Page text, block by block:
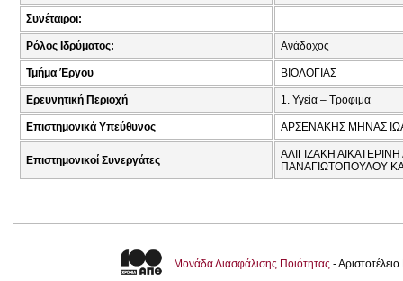
Συνέταιροι:
Ρόλος Ιδρύματος: Ανάδοχος
Τμήμα Έργου ΒΙΟΛΟΓΙΑΣ
Ερευνητική Περιοχή 1. Υγεία – Τρόφιμα
Επιστημονικά Υπεύθυνος ΑΡΣΕΝΑΚΗΣ ΜΗΝΑΣ
Επιστημονικοί Συνεργάτες
ΑΛΙΓΙΖΑΚΗ
ΠΑΝΑΓΙΩΤΟΠΟΥΛΟΥ
Μονάδα Διασφάλισης Ποιότητας -